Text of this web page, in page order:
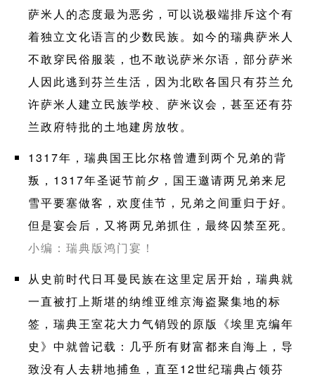
萨米人的态度最为恶劣，可以说极端排斥这个有
着独立文化语言的少数民族。如今的瑞典萨米人
不敢穿民俗服装，也不敢说萨米尔语，部分萨米
人因此逃到芬兰生活，因为北欧各国只有芬兰允
许萨米人建立民族学校、萨米议会，甚至还有芬
兰政府特批的土地建房放牧。
1317年，瑞典国王比尔格曾遭到两个兄弟的背
叛，1317年圣诞节前夕，国王邀请两兄弟来尼
雪平要塞做客，欢度佳节，兄弟之间重归于好。
但是宴会后，又将两兄弟抓住，最终囚禁至死。
小编：瑞典版鸿门宴！
从史前时代日耳曼民族在这里定居开始，瑞典就
一直被打上斯堪的纳维亚维京海盗聚集地的标
签，瑞典王室花大力气销毁的原版《埃里克编年
史》中就曾记载：几乎所有财富都来自海上，导
致没有人去耕地捕鱼，直至12世纪瑞典占领芬